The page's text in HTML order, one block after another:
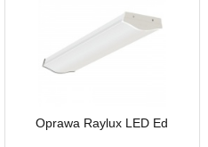
Oprawa Raylux LED Ed